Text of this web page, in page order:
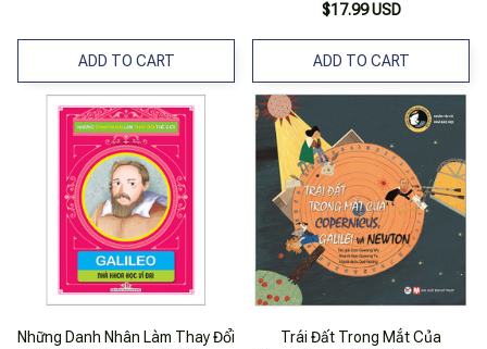
ADD TO CART
$17.99 USD
ADD TO CART
Những Danh Nhân Làm Thay Đổi
Trái Đất Trong Mắt Của